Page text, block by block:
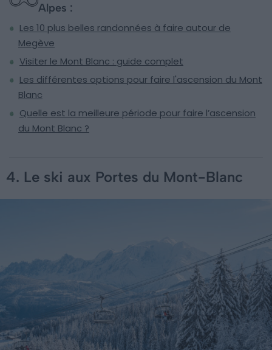
Alpes :
Les 10 plus belles randonnées à faire autour de
Megève
Visiter le Mont Blanc : guide complet
Les différentes options pour faire l'ascension du Mont
Blanc
Quelle est la meilleure période pour faire l’ascension
du Mont Blanc ?
4. Le ski aux Portes du Mont-Blanc